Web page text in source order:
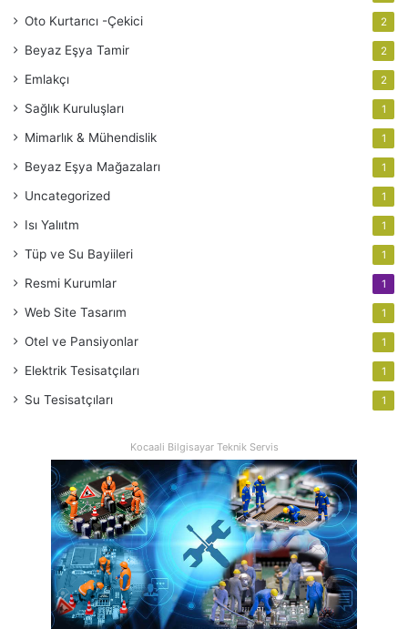
Oto Kurtarıcı -Çekici 2
Beyaz Eşya Tamir 2
Emlakçı 2
Sağlık Kuruluşları 1
Mimarlık & Mühendislik 1
Beyaz Eşya Mağazaları 1
Uncategorized 1
Isı Yalııtm 1
Tüp ve Su Bayiileri 1
Resmi Kurumlar 1
Web Site Tasarım 1
Otel ve Pansiyonlar 1
Elektrik Tesisatçıları 1
Su Tesisatçıları 1
Kocaali Bilgisayar Teknik Servis